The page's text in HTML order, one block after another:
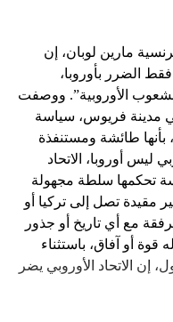
مارين لوبان، إن
فقط الضرر بأوروبا،
الأوروبية”. ووصفت
مدينة فريوس، سياسة
بأنها طائشة ومستنفذة
ليس أوروبا، الاتحاد
تحكمها سلطة مجهولة
مقيدة تصل إلى تركيا أو
مع أي تاريخ أو جذور
قوة أو آفاق، باستثناء
إن الاتحاد الأوروبي يضر